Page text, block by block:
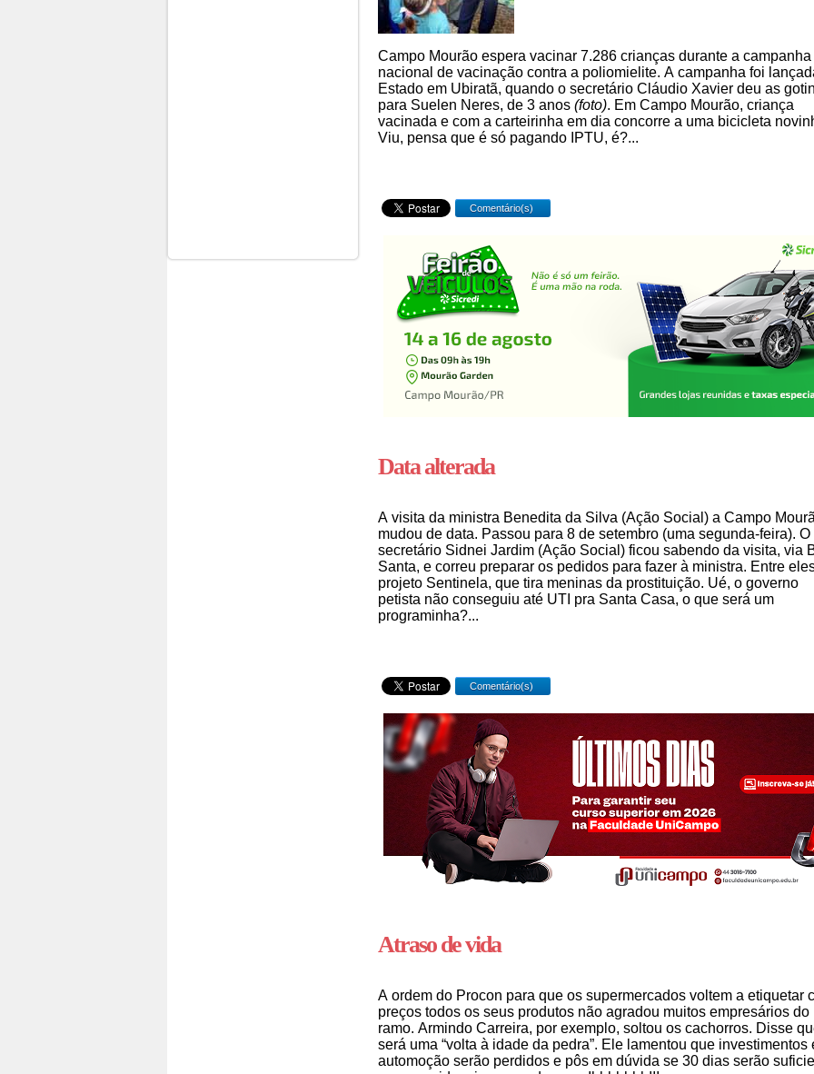
Campo Mourão espera vacinar 7.286 crianças durante a campanha
nacional de vacinação contra a poliomielite. A campanha foi
Estado em Ubiratã, quando o secretário Cláudio Xavier deu as
para Suelen Neres, de 3 anos (foto). Em Campo Mourão, criança
vacinada e com a carteirinha em dia concorre a uma bicicleta
Viu, pensa que é só pagando IPTU, é?...
Comentário(s)
Data alterada
A visita da ministra Benedita da Silva (Ação Social) a Campo
mudou de data. Passou para 8 de setembro (uma segunda-feira). O
secretário Sidnei Jardim (Ação Social) ficou sabendo da visita, via
Santa, e correu preparar os pedidos para fazer à ministra. Entre
projeto Sentinela, que tira meninas da prostituição. Ué, o governo
petista não conseguiu até UTI pra Santa Casa, o que será um
programinha?...
Comentário(s)
Atraso de vida
A ordem do Procon para que os supermercados voltem a etiquetar
preços todos os seus produtos não agradou muitos empresários do
ramo. Armindo Carreira, por exemplo, soltou os cachorros. Disse
será uma “volta à idade da pedra”. Ele lamentou que investimentos
automoção serão perdidos e pôs em dúvida se 30 dias serão